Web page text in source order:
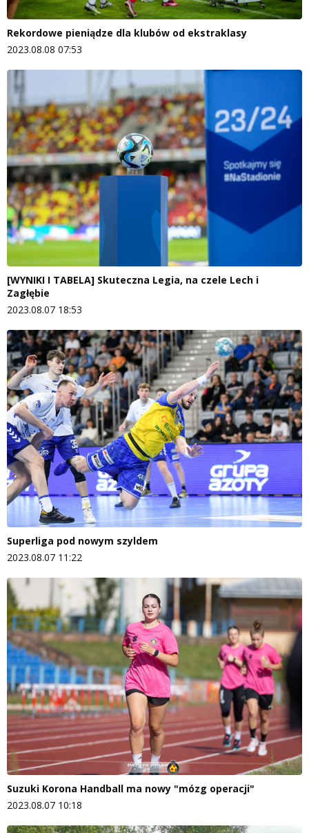
Rekordowe pieniądze dla klubów od ekstraklasy
2023.08.08 07:53
[WYNIKI I TABELA] Skuteczna Legia, na czele Lech i
Zagłębie
2023.08.07 18:53
Superliga pod nowym szyldem
2023.08.07 11:22
Suzuki Korona Handball ma nowy "mózg operacji"
2023.08.07 10:18